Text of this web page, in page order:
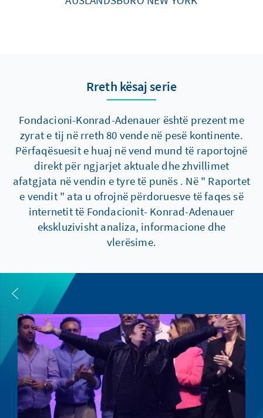
Rreth kësaj serie
Fondacioni-Konrad-Adenauer është prezent me
zyrat e tij në rreth 80 vende në pesë kontinente.
Përfaqësuesit e huaj në vend mund të raportojnë
direkt për ngjarjet aktuale dhe zhvillimet
afatgjata në vendin e tyre të punës . Në " Raportet
e vendit " ata u ofrojnë përdoruesve të faqes së
internetit të Fondacionit- Konrad-Adenauer
ekskluzivisht analiza, informacione dhe
vlerësime.